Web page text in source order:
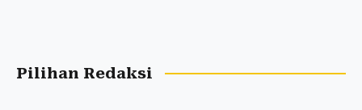
Pilihan Redaksi